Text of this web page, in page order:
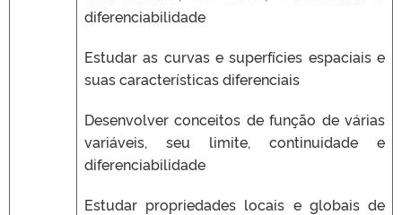
diferenciabilidade
Estudar as curvas e superfícies espaciais e
suas características diferenciais
Desenvolver conceitos de função de várias
variáveis, seu limite, continuidade e
diferenciabilidade
Estudar propriedades locais e globais de